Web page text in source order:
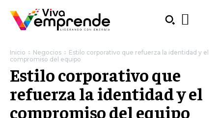
Inicio Negocios
Estilo corporativo que refuerza la identidad y el
compromiso del equipo
Estilo corporativo que
refuerza la identidad y el
compromiso del equipo